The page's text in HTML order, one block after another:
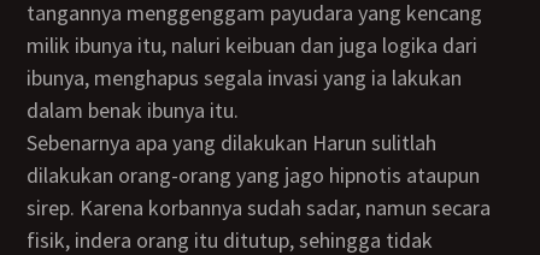
tangannya menggenggam payudara yang kencang
milik ibunya itu, naluri keibuan dan juga logika dari
ibunya, menghapus segala invasi yang ia lakukan
dalam benak ibunya itu.
Sebenarnya apa yang dilakukan Harun sulitlah
dilakukan orang-orang yang jago hipnotis ataupun
sirep. Karena korbannya sudah sadar, namun secara
fisik, indera orang itu ditutup, sehingga tidak